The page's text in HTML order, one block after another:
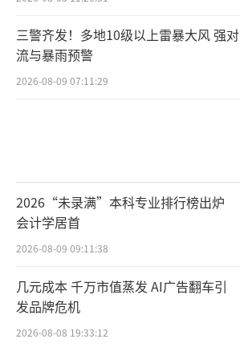
三警齐发！多地10级以上雷暴大风 强对
流与暴雨预警
2026-08-09 07:11:29
2026“未录满”本科专业排行榜出炉
会计学居首
2026-08-09 09:11:38
几元成本 千万市值蒸发 AI广告翻车引
发品牌危机
2026-08-08 19:33:12